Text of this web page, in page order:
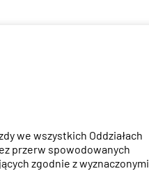
we wszystkich Oddziałach
przerw spowodowanych
zgodnie z wyznaczonymi